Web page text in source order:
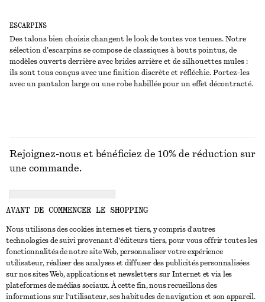
ESCARPINS
Des talons bien choisis changent le look de toutes vos tenues. Notre
sélection d’escarpins se compose de classiques à bouts pointus, de
modèles ouverts derrière avec brides arrière et de silhouettes mules :
ils sont tous conçus avec une finition discrète et réfléchie. Portez-les
avec un pantalon large ou une robe habillée pour un effet décontracté.
NOUS CONTACTER
Nous contacter
Trouver un magasin
Instagram
Pinterest
SERVICE CLIENT
Rejoignez-nous et bénéficiez de 10% de réduction sur
une commande.
AVANT DE COMMENCER LE SHOPPING
Nous utilisons des cookies internes et tiers, y compris d'autres
technologies de suivi provenant d'éditeurs tiers, pour vous offrir toutes les
fonctionnalités de notre site Web, personnaliser votre expérience
utilisateur, réaliser des analyses et diffuser des publicités personnalisées
sur nos sites Web, applications et newsletters sur Internet et via les
plateformes de médias sociaux. À cette fin, nous recueillons des
informations sur l'utilisateur, ses habitudes de navigation et son appareil.